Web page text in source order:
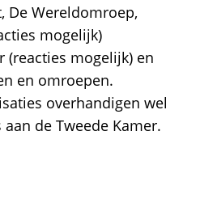
De Wereldomroep,
mogelijk)
(reacties mogelijk) en
en omroepen.
overhandigen wel
de Tweede Kamer.